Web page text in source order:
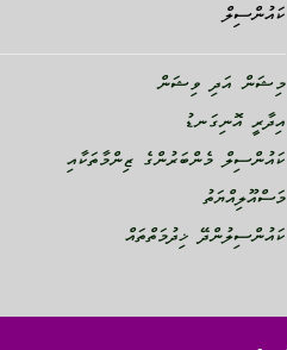
ކައުންސިލް
މިޝަން އަދި ވިޝަން
އިދާރީ އޮނިގަނޑު
ކައުންސިލް މެންބަރުންގެ ޒިންމާތަކާއި
މަސްއޫލިއްޔަތު
ކައުންސިލުންދޭ ޚިދުމަތްތައް